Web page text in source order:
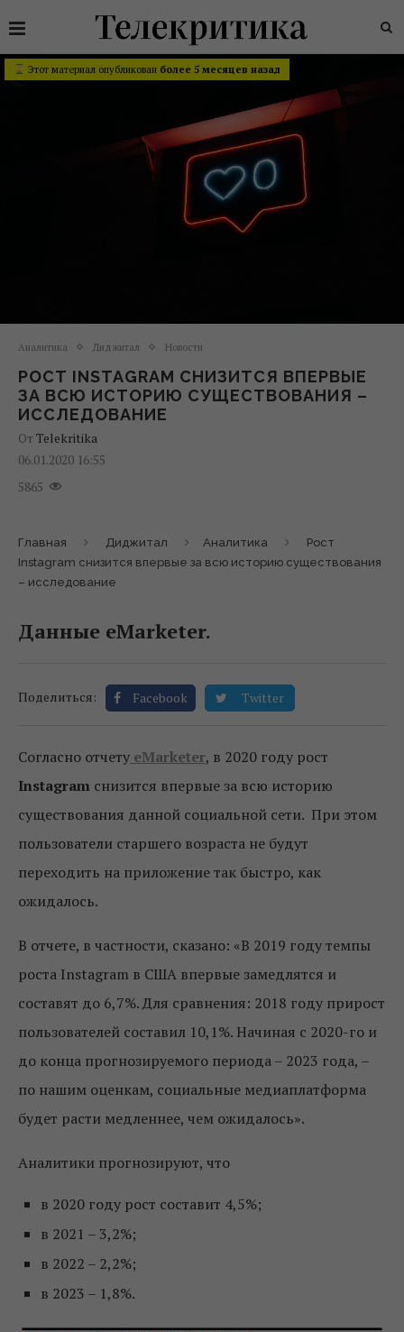
Этот материал опубликован более 5 месяцев назад
Аналитика Диджитал Новости
РОСТ INSTAGRAM СНИЗИТСЯ ВПЕРВЫЕ
ЗА ВСЮ ИСТОРИЮ СУЩЕСТВОВАНИЯ –
ИССЛЕДОВАНИЕ
От Telekritika
06.01.2020 16:55
5865
Главная Диджитал Аналитика
Рост
Instagram снизится впервые за всю историю существования
– исследование
Данные eMarketer.
Поделиться: Facebook Twitter
Согласно отчету eMarketer, в 2020 году рост
Instagram снизится впервые за всю историю
существования данной социальной сети. При этом
пользователи старшего возраста не будут
переходить на приложение так быстро, как
ожидалось.
В отчете, в частности, сказано: «В 2019 году темпы
роста Instagram в США впервые замедлятся и
составят до 6,7%. Для сравнения: 2018 году прирост
пользователей составил 10,1%. Начиная с 2020-го и
до конца прогнозируемого периода – 2023 года, –
по нашим оценкам, социальные медиаплатформа
будет расти медленнее, чем ожидалось».
Аналитики прогнозируют, что
в 2020 году рост составит 4,5%;
в 2021 – 3,2%;
в 2022 – 2,2%;
в 2023 – 1,8%.